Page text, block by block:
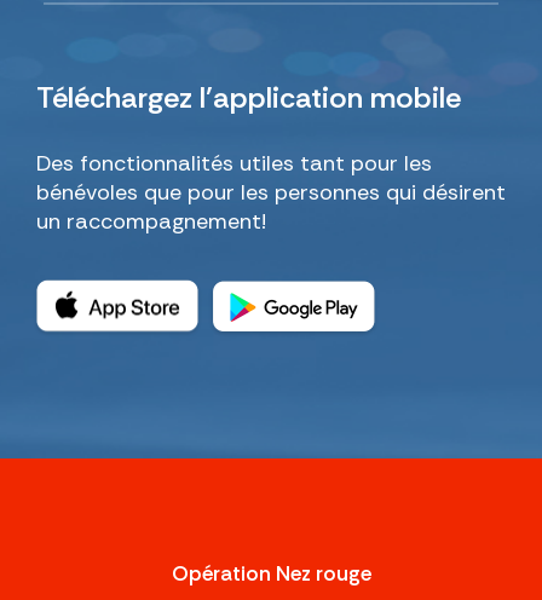
Téléchargez l’application mobile
Des fonctionnalités utiles tant pour les
bénévoles que pour les personnes qui désirent
un raccompagnement!
Opération Nez rouge